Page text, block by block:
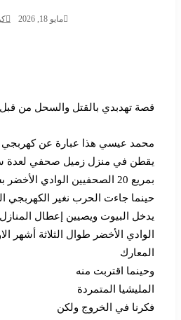
مايو 18, 2026
قصة تهدبدي بالقتل والسحل من
محمد عيسي هذا عبارة عن كهربجي
يقطن في منزل زميل صحفي لعدة
بمريع 20 الصحفيين الوادي الأخضر بشرق النيل
حينما جاءت الحرب نغير الكهربجي
يدخل البيوت ويصيين إعطال
الوادي الأخضر طوال الثلاثة أشهر
المعارك
وحينما اقتربت منه
المليشيا المتمردة
فكرنا في الخروج ولكن